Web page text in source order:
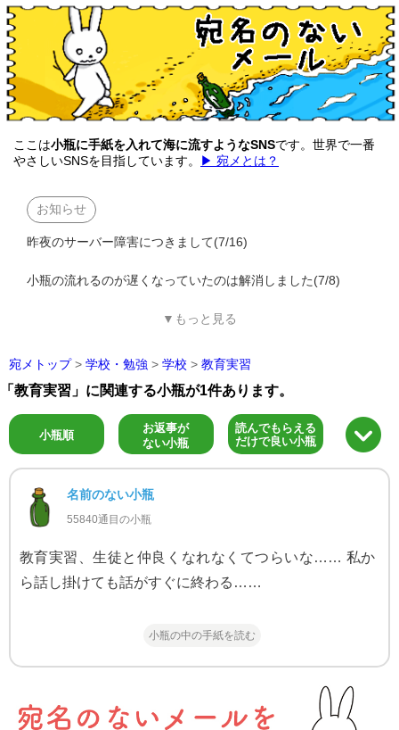
ここは小瓶に手紙を入れて海に流すようなSNSです。世界で一番
やさしいSNSを目指しています。
▶ 宛メとは？
お知らせ
昨夜のサーバー障害につきまして(7/16)
小瓶の流れるのが遅くなっていたのは解消しました(7/8)
▼もっと見る
宛メトップ > 学校・勉強 > 学校 > 教育実習
「教育実習」に関連する小瓶が1件あります。
小瓶順
お返事が
ない小瓶
読んでもらえる
だけで良い小瓶
名前のない小瓶
55840通目の小瓶
教育実習、生徒と仲良くなれなくてつらいな…… 私か
ら話し掛けても話がすぐに終わる……
小瓶の中の手紙を読む